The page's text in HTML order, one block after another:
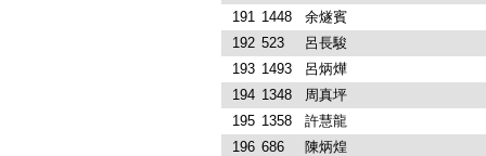
191 1448
余燧賓
192 523
呂長駿
193 1493
呂炳燁
194 1348
周真坪
195 1358
許慧龍
196 686
陳炳煌